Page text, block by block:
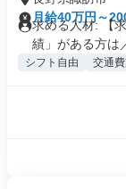
月給40万円～
求める人材: 【
績」がある方は
シフト自由 交通